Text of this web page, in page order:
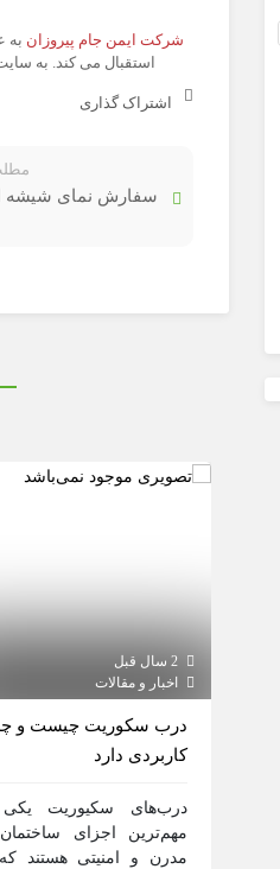
شرکت ایمن جام پیروزان به
استقبال می کند. به
اشتراک گذاری
سفارش نمای شیشه
درب سکوریت چیست و
کاربردی دارد
درب‌های سکیوریت یکی
مهم‌ترین اجزای
مدرن و امنیتی هستند